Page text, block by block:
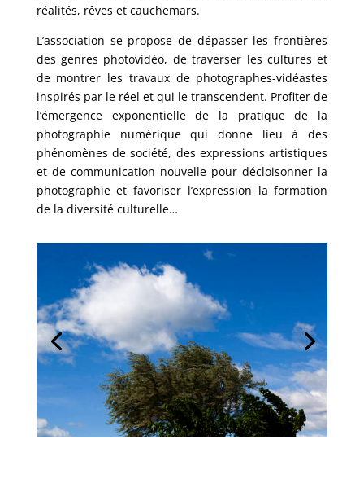
réalités, rêves et cauchemars.
L’association se propose de dépasser les frontières
des genres photovidéo, de traverser les cultures et
de montrer les travaux de photographes-vidéastes
inspirés par le réel et qui le transcendent. Profiter de
l’émergence exponentielle de la pratique de la
photographie numérique qui donne lieu à des
phénomènes de société, des expressions artistiques
et de communication nouvelle pour décloisonner la
photographie et favoriser l’expression la formation
de la diversité culturelle…